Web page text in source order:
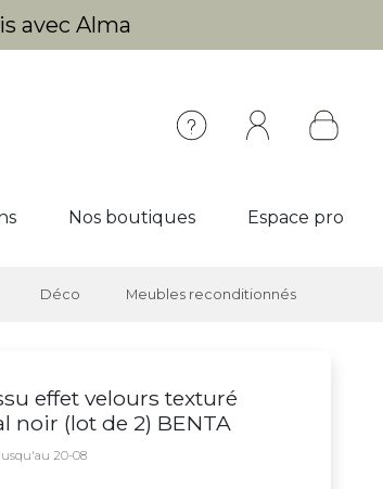
avec Alma
Nos boutiques Espace pro
Déco Meubles reconditionnés
effet velours texturé
noir (lot de 2) BENTA
20-08